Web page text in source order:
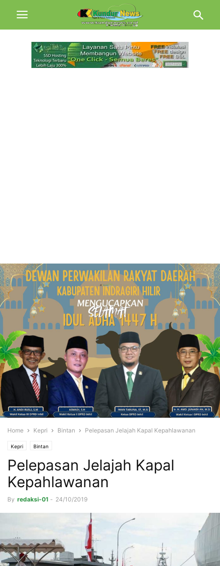
Home Kepri Bintan Pelepasan Jelajah Kapal Kepahlawanan
Kepri Bintan
Pelepasan Jelajah Kapal
Kepahlawanan
By redaksi-01 - 24/10/2019